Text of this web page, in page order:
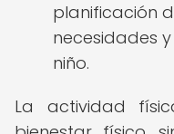
planificación
necesidades
niño.
La actividad